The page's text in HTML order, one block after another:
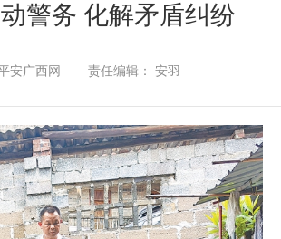
警务 化解矛盾纠纷
安广西网 责任编辑： 安羽